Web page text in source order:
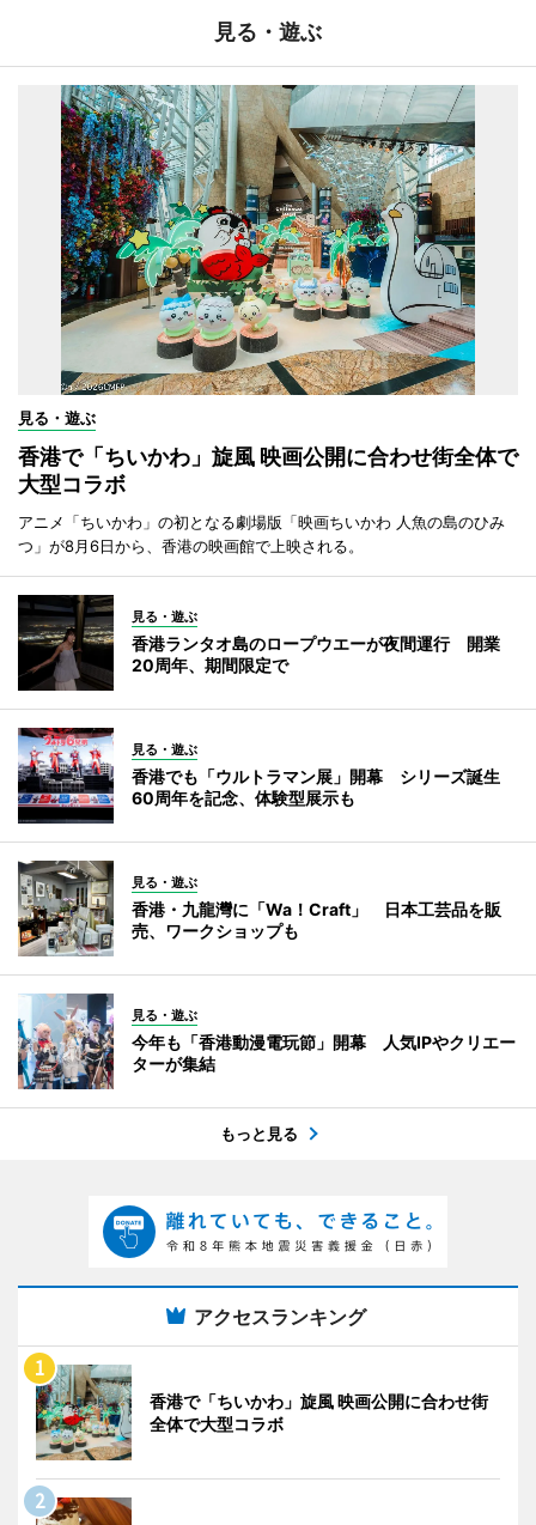
見る・遊ぶ
見る・遊ぶ
香港で「ちいかわ」旋風 映画公開に合わせ街全体で
大型コラボ
アニメ「ちいかわ」の初となる劇場版「映画ちいかわ 人魚の島のひみ
つ」が8月6日から、香港の映画館で上映される。
見る・遊ぶ
香港ランタオ島のロープウエーが夜間運行 開業
20周年、期間限定で
見る・遊ぶ
香港でも「ウルトラマン展」開幕 シリーズ誕生
60周年を記念、体験型展示も
見る・遊ぶ
香港・九龍灣に「Wa！Craft」 日本工芸品を販
売、ワークショップも
見る・遊ぶ
今年も「香港動漫電玩節」開幕 人気IPやクリエー
ターが集結
もっと見る
アクセスランキング
香港で「ちいかわ」旋風 映画公開に合わせ街
全体で大型コラボ